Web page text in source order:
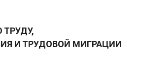
И ТРУДОВОЙ МИГРАЦИИ